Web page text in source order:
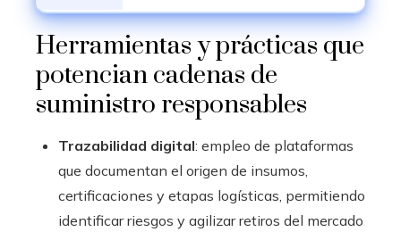
Herramientas y prácticas que
potencian cadenas de
suministro responsables
Trazabilidad digital: empleo de plataformas
que documentan el origen de insumos,
certificaciones y etapas logísticas, permitiendo
identificar riesgos y agilizar retiros del mercado